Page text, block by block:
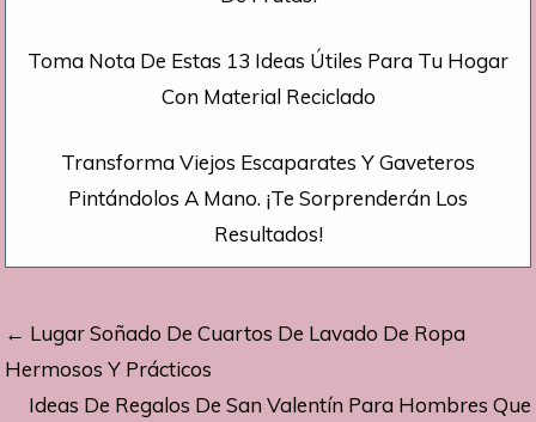
Toma Nota De Estas 13 Ideas Útiles Para Tu Hogar
Con Material Reciclado
Transforma Viejos Escaparates Y Gaveteros
Pintándolos A Mano. ¡Te Sorprenderán Los
Resultados!
Navegación
de
entradas
← Lugar Soñado De Cuartos De Lavado De Ropa
Hermosos Y Prácticos
Ideas De Regalos De San Valentín Para Hombres Que